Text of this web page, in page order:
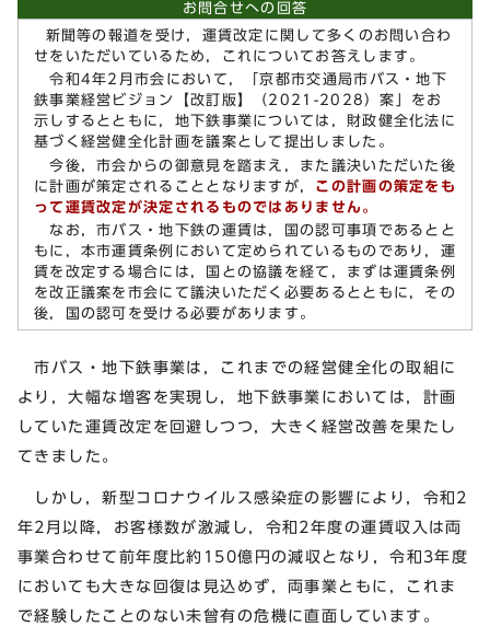
お問合せへの回答
新聞等の報道を受け，運賃改定に関して多くのお問い合わ
せをいただいているため，これについてお答えします。
令和4年2月市会において，「京都市交通局市バス・地下
鉄事業経営ビジョン【改訂版】（2021-2028）案」をお
示しするとともに，地下鉄事業については，財政健全化法に
基づく経営健全化計画を議案として提出しました。
今後，市会からの御意見を踏まえ，また議決いただいた後
に計画が策定されることとなりますが， この計画の策定をも
って運賃改定が決定されるものではありません。
なお，市バス・地下鉄の運賃は，国の認可事項であるとと
もに，本市運賃条例において定められているものであり，運
賃を改定する場合には，国との協議を経て，まずは運賃条例
を改正議案を市会にて議決いただく必要あるとともに，その
後，国の認可を受ける必要があります。
市バス・地下鉄事業は，これまでの経営健全化の取組に
より，大幅な増客を実現し，地下鉄事業においては，計画
していた運賃改定を回避しつつ，大きく経営改善を果たし
てきました。
しかし，新型コロナウイルス感染症の影響により，令和2
年2月以降，お客様数が激減し，令和2年度の運賃収入は両
事業合わせて前年度比約150億円の減収となり，令和3年度
においても大きな回復は見込めず，両事業ともに，これま
で経験したことのない未曾有の危機に直面しています。